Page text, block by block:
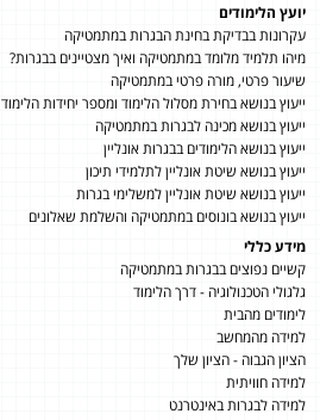
יועץ הלימודים
עקרונות בבדיקת בחינת הבגרות במתמטיקה
מיהו תלמיד מלומד במתמטיקה ואיך מצטיינים בבגרות?
שיעור פרטי, מורה פרטי במתמטיקה
ייעוץ בנושא בחירת מסלול הלימוד ומספר יחידות הלימוד
ייעוץ בנושא מכינה לבגרות במתמטיקה
ייעוץ בנושא הלימודים בבגרות אונליין
ייעוץ בנושא שיטת אונליין לתלמידי תיכון
ייעוץ בנושא שיטת אונליין למשלימי בגרות
ייעוץ בנושא בונוסים במתמטיקה והשלמת שאלונים
מידע כללי
קשיים נפוצים בבגרות במתמטיקה
גלגולי הטכנולוגיה - דרך הלימוד
לימודים מהבית
למידה מהמחשב
הציון הגבוה - הציון שלך
למידה חוויתית
למידה לבגרות באינטרנט